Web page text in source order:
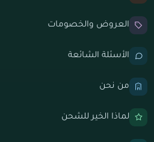
العروض والخصومات
الأسئلة الشائعة
من نحن
لماذا الخير للشحن